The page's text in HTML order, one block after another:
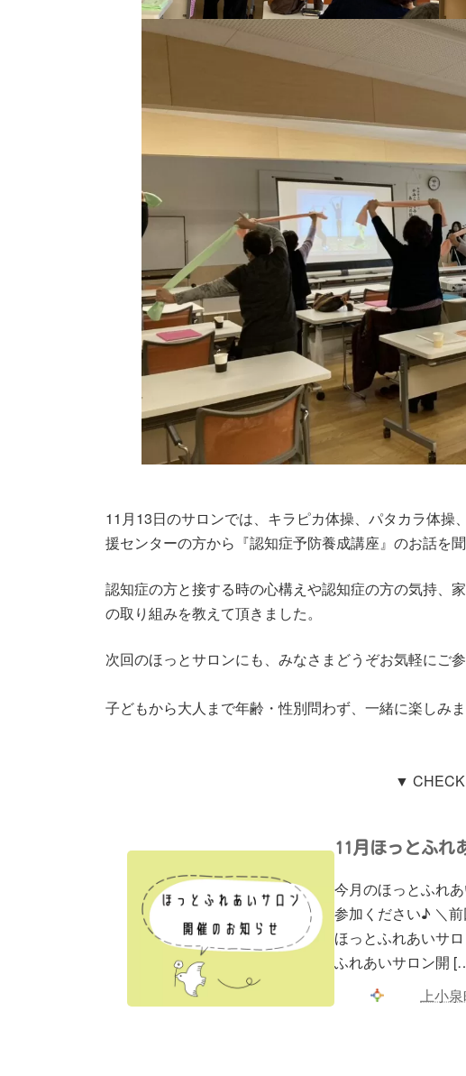
11月13日のサロンでは、キラピカ体操、パタカラ体操
援センターの方から『認知症予防養成講座』のお話を聞
認知症の方と接する時の心構えや認知症の方の気持、
の取り組みを教えて頂きました。
次回のほっとサロンにも、みなさまどうぞお気軽にご
子どもから大人まで年齢・性別問わず、一緒に楽しみ
▼
11月ほっとふれ
今月のほっとふれ
参加ください♪ ＼
ほっとふれあいサ
ふれあいサロン開
上小